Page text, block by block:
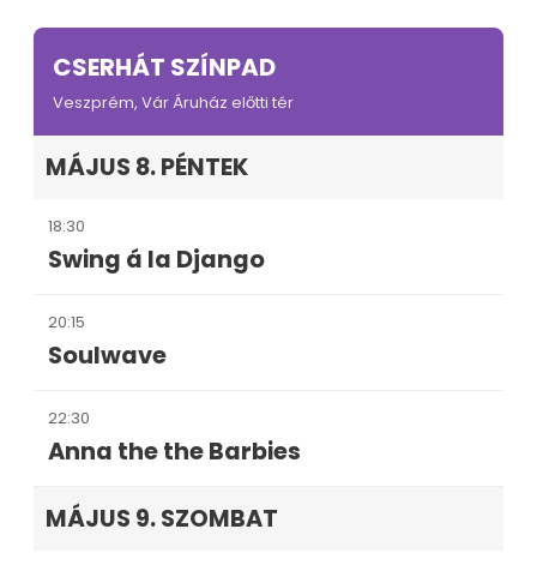
CSERHÁT SZÍNPAD
Veszprém, Vár Áruház előtti tér
MÁJUS 8. PÉNTEK
18:30
Swing á la Django
20:15
Soulwave
22:30
Anna the the Barbies
MÁJUS 9. SZOMBAT